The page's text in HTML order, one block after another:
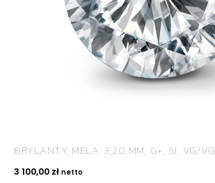
BRYLANTY, MELA: 3,20 MM, G+, SI, VG/VG
3 100,00 zł netto